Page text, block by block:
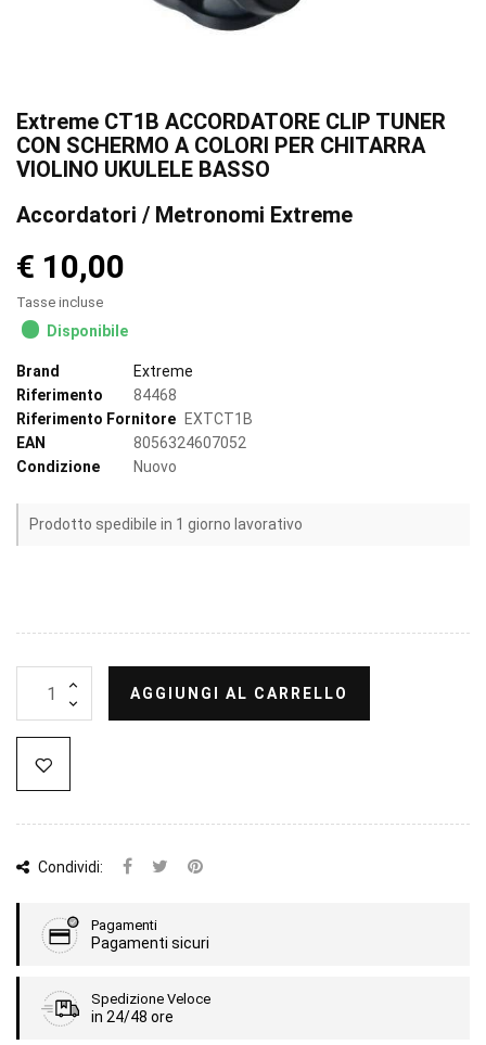
Extreme CT1B ACCORDATORE CLIP TUNER
CON SCHERMO A COLORI PER CHITARRA
VIOLINO UKULELE BASSO
Accordatori / Metronomi Extreme
€ 10,00
Tasse incluse
Disponibile
Brand
Extreme
Riferimento
84468
Riferimento Fornitore
EXTCT1B
EAN
8056324607052
Condizione
Nuovo
Prodotto spedibile in 1 giorno lavorativo
AGGIUNGI AL CARRELLO
Condividi:
Pagamenti
Pagamenti sicuri
Spedizione Veloce
in 24/48 ore